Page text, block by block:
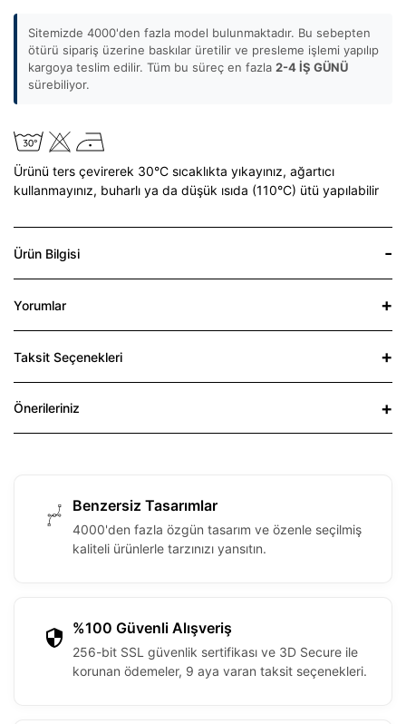
Sitemizde 4000'den fazla model bulunmaktadır. Bu sebepten
ötürü sipariş üzerine baskılar üretilir ve presleme işlemi yapılıp
kargoya teslim edilir. Tüm bu süreç en fazla 2-4 İŞ GÜNÜ
sürebiliyor.
Ürünü ters çevirerek 30°C sıcaklıkta yıkayınız, ağartıcı
kullanmayınız, buharlı ya da düşük ısıda (110°C) ütü yapılabilir
Ürün Bilgisi
Yorumlar
Taksit Seçenekleri
Önerileriniz
Benzersiz Tasarımlar
4000'den fazla özgün tasarım ve özenle seçilmiş
kaliteli ürünlerle tarzınızı yansıtın.
%100 Güvenli Alışveriş
256-bit SSL güvenlik sertifikası ve 3D Secure ile
korunan ödemeler, 9 aya varan taksit seçenekleri.